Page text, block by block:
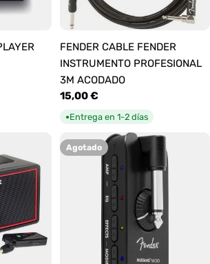
FENDER CABLE FENDER
INSTRUMENTO PROFESIONAL
3M ACODADO
Precio
habitual
15,00 €
●Entrega en 1-2 días
Agotado